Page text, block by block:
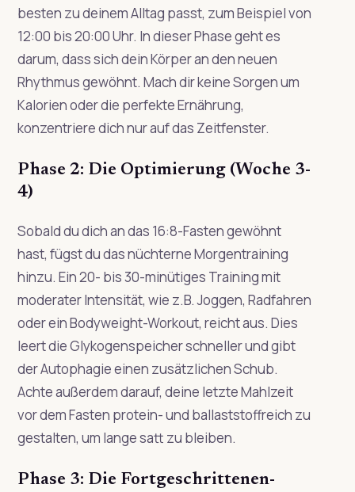
besten zu deinem Alltag passt, zum Beispiel von
12:00 bis 20:00 Uhr. In dieser Phase geht es
darum, dass sich dein Körper an den neuen
Rhythmus gewöhnt. Mach dir keine Sorgen um
Kalorien oder die perfekte Ernährung,
konzentriere dich nur auf das Zeitfenster.
Phase 2: Die Optimierung (Woche 3-
4)
Sobald du dich an das 16:8-Fasten gewöhnt
hast, fügst du das nüchterne Morgentraining
hinzu. Ein 20- bis 30-minütiges Training mit
moderater Intensität, wie z.B. Joggen, Radfahren
oder ein Bodyweight-Workout, reicht aus. Dies
leert die Glykogenspeicher schneller und gibt
der Autophagie einen zusätzlichen Schub.
Achte außerdem darauf, deine letzte Mahlzeit
vor dem Fasten protein- und ballaststoffreich zu
gestalten, um lange satt zu bleiben.
Phase 3: Die Fortgeschrittenen-